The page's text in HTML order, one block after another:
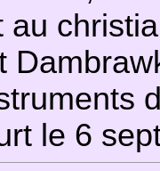
au
le 6